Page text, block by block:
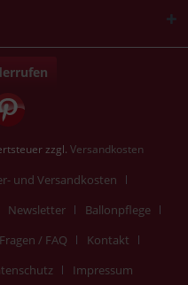
zzgl. Versandkosten
und Versandkosten
Newsletter
Ballonpflege
/ FAQ
Kontakt
Impressum